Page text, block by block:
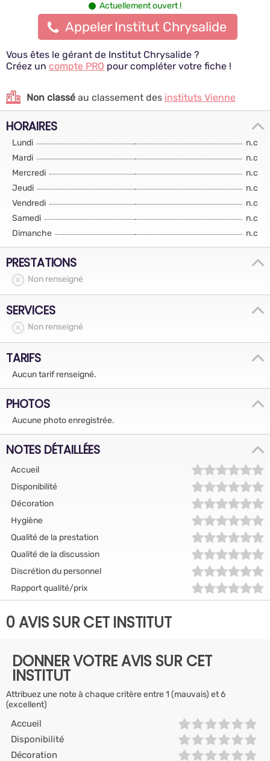
Actuellement ouvert !
Appeler Institut Chrysalide
Vous êtes le gérant de Institut Chrysalide ?
Créez un compte PRO pour compléter votre fiche !
Non classé au classement des instituts Vienne
HORAIRES
Lundi
n.c
Mardi
n.c
Mercredi
n.c
Jeudi
n.c
Vendredi
n.c
Samedi
n.c
Dimanche
n.c
PRESTATIONS
Non renseigné
SERVICES
Non renseigné
TARIFS
Aucun tarif renseigné.
PHOTOS
Aucune photo enregistrée.
NOTES DÉTAILLÉES
Accueil
Disponibilité
Décoration
Hygiène
Qualité de la prestation
Qualité de la discussion
Discrétion du personnel
Rapport qualité/prix
0 AVIS SUR CET INSTITUT
DONNER VOTRE AVIS SUR CET
INSTITUT
Attribuez une note à chaque critère entre 1 (mauvais) et 6
(excellent)
Accueil
Disponibilité
Décoration